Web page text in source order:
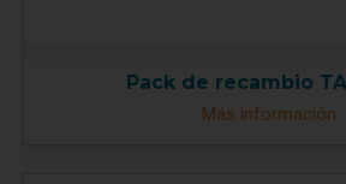
Pack de recambio
Más información